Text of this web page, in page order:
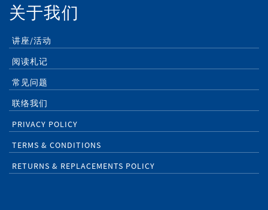
关于我们
讲座/活动
阅读札记
常见问题
联络我们
PRIVACY POLICY
TERMS & CONDITIONS
RETURNS & REPLACEMENTS POLICY